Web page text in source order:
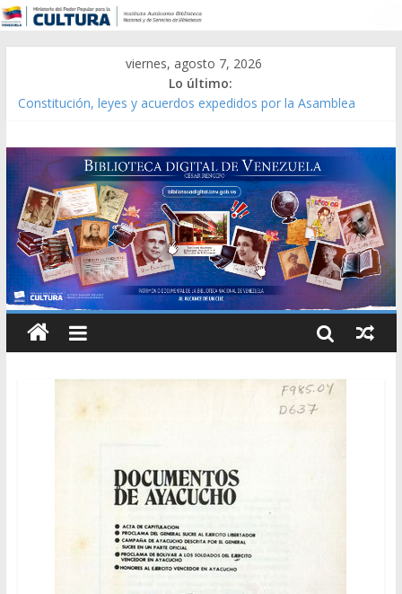
viernes, agosto 7, 2026
Lo último:
Constitución, leyes y acuerdos expedidos por la Asamblea
Modesta Bor Sánchez [material gráfico]
Gaceta Oficial de la República de Venezuela año CXXXIII Mes V,
Caracas 09 de marzo de 2006 N° 38.394
Catálogo temático de obras de Modesta Bor